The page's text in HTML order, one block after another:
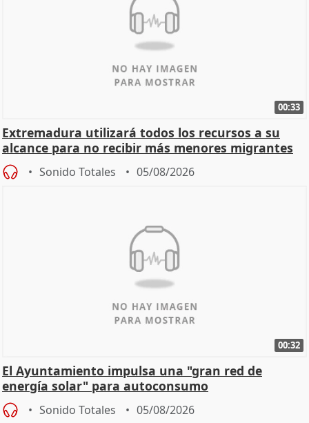
00:33
Extremadura utilizará todos los recursos a su
alcance para no recibir más menores migrantes
Sonido Totales 05/08/2026
00:32
El Ayuntamiento impulsa una "gran red de
energía solar" para autoconsumo
Sonido Totales 05/08/2026